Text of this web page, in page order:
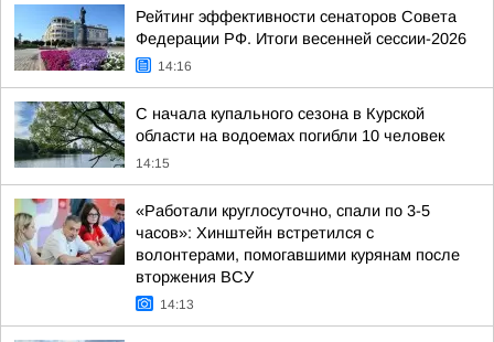
Рейтинг эффективности сенаторов Совета
Федерации РФ. Итоги весенней сессии-2026
14:16
С начала купального сезона в Курской
области на водоемах погибли 10 человек
14:15
«Работали круглосуточно, спали по 3-5
часов»: Хинштейн встретился с
волонтерами, помогавшими курянам после
вторжения ВСУ
14:13